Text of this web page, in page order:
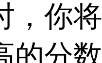
，你
的分